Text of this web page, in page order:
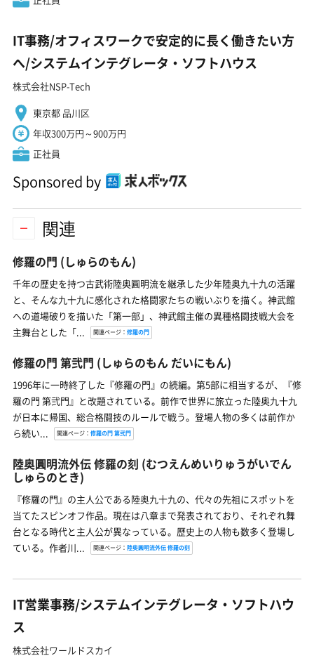
IT事務/オフィスワークで安定的に長く働きたい方
へ/システムインテグレータ・ソフトハウス
株式会社NSP-Tech
東京都 品川区
年収300万円～900万円
正社員
Sponsored by
関連
修羅の門 (しゅらのもん)
千年の歴史を持つ古武術陸奥圓明流を継承した少年陸奥九十九の活躍
と、そんな九十九に感化された格闘家たちの戦いぶりを描く。神武館
への道場破りを描いた「第一部」、神武館主催の異種格闘技戦大会を
主舞台とした「...
関連ページ： 修羅の門
修羅の門 第弐門 (しゅらのもん だいにもん)
1996年に一時終了した『修羅の門』の続編。第5部に相当するが、『修
羅の門 第弐門』と改題されている。前作で世界に旅立った陸奥九十九
が日本に帰国、総合格闘技のルールで戦う。登場人物の多くは前作か
ら続い...
関連ページ： 修羅の門 第弐門
陸奥圓明流外伝 修羅の刻 (むつえんめいりゅうがいでん
しゅらのとき)
『修羅の門』の主人公である陸奥九十九の、代々の先祖にスポットを
当てたスピンオフ作品。現在は八章まで発表されており、それぞれ舞
台となる時代と主人公が異なっている。歴史上の人物も数多く登場し
ている。作者川...
関連ページ： 陸奥圓明流外伝 修羅の刻
IT営業事務/システムインテグレータ・ソフトハウ
ス
株式会社ワールドスカイ